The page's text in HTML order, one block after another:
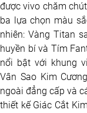
được vivo chăm
ba lựa chọn màu
nhiên: Vàng Titan
huyền bí và Tím
nổi bật với khung
Vân Sao Kim
ngoài đẳng cấp và
thiết kế Giác Cắt